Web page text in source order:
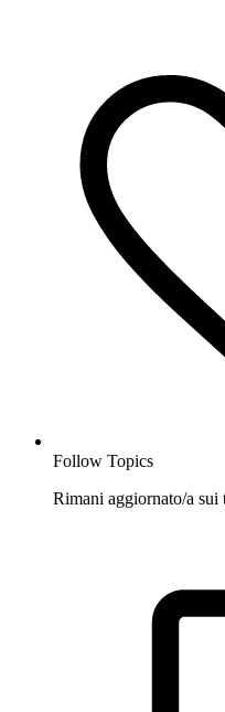
Follow Topics
Rimani aggiornato/a